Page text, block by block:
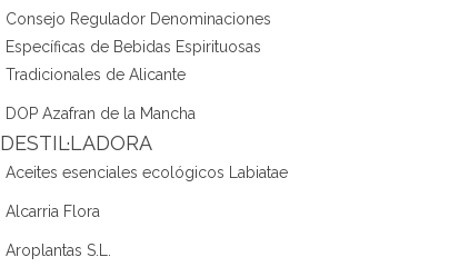
Consejo Regulador Denominaciones
Específicas de Bebidas Espirituosas
Tradicionales de Alicante
DOP Azafran de la Mancha
DESTIL·LADORA
Aceites esenciales ecológicos Labiatae
Alcarria Flora
Aroplantas S.L.